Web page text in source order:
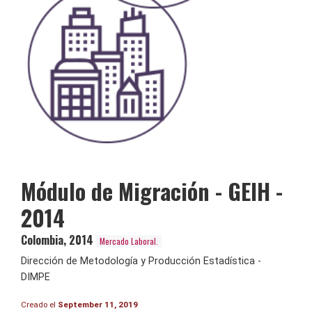
Módulo de Migración - GEIH -
2014
Colombia, 2014 Mercado Laboral.
Dirección de Metodología y Producción Estadística -
DIMPE
Creado el September 11, 2019